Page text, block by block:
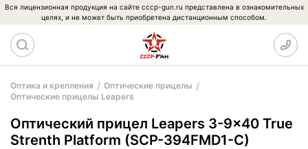
Вся лицензионная продукция на сайте cccp-gun.ru представлена в ознакомительных
целях, и не может быть приобретена дистанционным способом.
Оптика и крепления
Оптические прицелы
Оптические прицелы Leapers
Оптический прицел Leapers 3-9x40 True
Strenth Platform (SCP-394FMD1-C)